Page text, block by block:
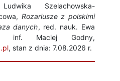
Szelachowska-
Rozariusze z polskimi
danych, red. nauk. Ewa
inf. Maciej Godny,
, stan z dnia: 7.08.2026 r.